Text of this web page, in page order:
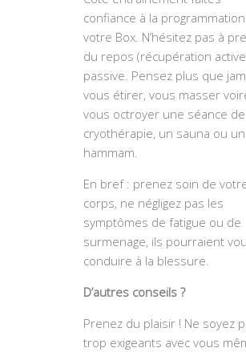
confiance à la
votre Box. N’hésitez pas à
du repos (récupération
passive. Pensez plus que
vous étirer, vous masser
vous octroyer une séance de
cryothérapie, un sauna ou un
hammam.
En bref : prenez soin de
corps, ne négligez pas les
symptômes de fatigue ou de
surmenage, ils pourraient
conduire à la blessure.
D’autres conseils ?
Prenez du plaisir ! Ne soyez
trop exigeants avec vous